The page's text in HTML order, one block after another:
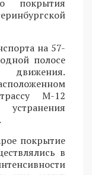
покрытия
на 57-
полосе
движения.
М-12
покрытие
в